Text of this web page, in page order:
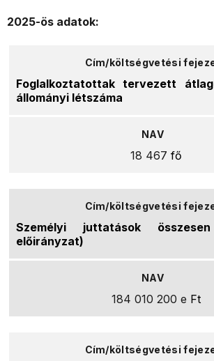
2025-ös adatok:
Foglalkoztatottak tervezett
állományi létszáma
18 467 fő
Személyi juttatások
előirányzat)
184 010 200 e Ft